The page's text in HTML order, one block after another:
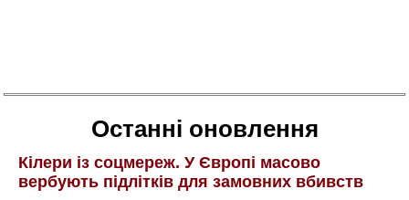
Останні оновлення
Кілери із соцмереж. У Європі масово
вербують підлітків для замовних вбивств